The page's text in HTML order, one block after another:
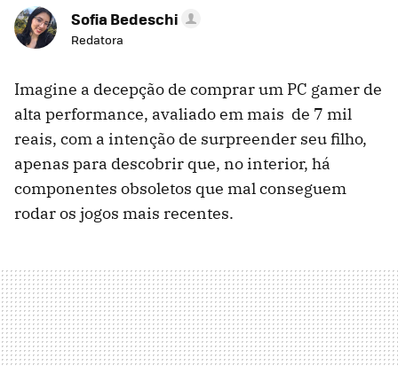
Sofia Bedeschi
Redatora
Imagine a decepção de comprar um PC gamer de
alta performance, avaliado em mais de 7 mil
reais, com a intenção de surpreender seu filho,
apenas para descobrir que, no interior, há
componentes obsoletos que mal conseguem
rodar os jogos mais recentes.